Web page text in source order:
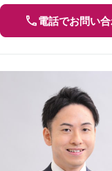
電話でお問い